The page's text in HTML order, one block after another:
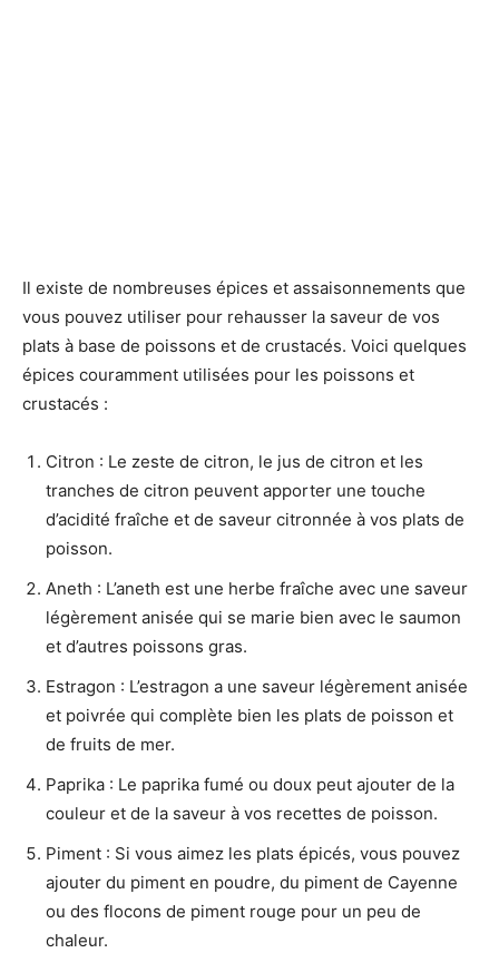
Il existe de nombreuses épices et assaisonnements que
vous pouvez utiliser pour rehausser la saveur de vos
plats à base de poissons et de crustacés. Voici quelques
épices couramment utilisées pour les poissons et
crustacés :
Citron : Le zeste de citron, le jus de citron et les
tranches de citron peuvent apporter une touche
d’acidité fraîche et de saveur citronnée à vos plats de
poisson.
Aneth : L’aneth est une herbe fraîche avec une saveur
légèrement anisée qui se marie bien avec le saumon
et d’autres poissons gras.
Estragon : L’estragon a une saveur légèrement anisée
et poivrée qui complète bien les plats de poisson et
de fruits de mer.
Paprika : Le paprika fumé ou doux peut ajouter de la
couleur et de la saveur à vos recettes de poisson.
Piment : Si vous aimez les plats épicés, vous pouvez
ajouter du piment en poudre, du piment de Cayenne
ou des flocons de piment rouge pour un peu de
chaleur.